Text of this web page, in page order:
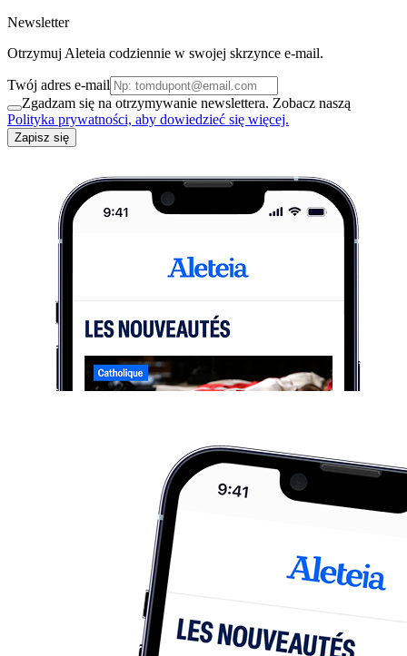
Newsletter
Otrzymuj Aleteia codziennie w swojej skrzynce e-mail.
Twój adres e-mail
Zgadzam się na otrzymywanie newslettera. Zobacz naszą
Polityka prywatności, aby dowiedzieć się więcej.
Zapisz się